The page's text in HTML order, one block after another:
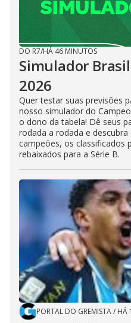
DO R7/HÁ 46 MINUTOS
Simulador
2026
Quer testar suas previsões
nosso simulador do
o dono da tabela! Dê seus
rodada a rodada e
campeões, os classificados
rebaixados para a Série B.
PORTAL DO GREMISTA/ HÁ